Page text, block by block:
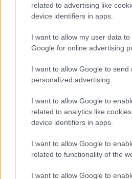
related to advertising like
device identifiers in apps.
I want to allow my user data
Google for online advertising
I want to allow Google to send
personalized advertising.
I want to allow Google to
related to analytics like
device identifiers in apps.
I want to allow Google to
related to functionality of the
I want to allow Google to
Fehérvárhoz